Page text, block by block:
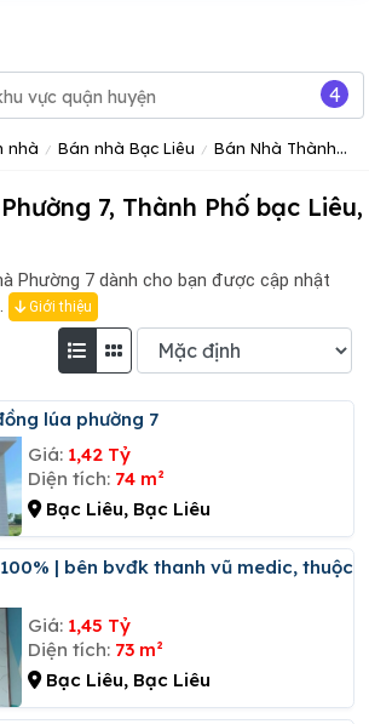
nhà Bán nhà Bạc Liêu Bán Nhà Thành phố Bạc Liêu
7, Thành Phố bạc Liêu,
Phường 7 dành cho bạn được cập nhật
Giới thiệu
lúa phường 7
Giá: 1,42 Tỷ
Diện tích: 74 m²
Bạc Liêu, Bạc Liêu
Giá: 1,45 Tỷ
Diện tích: 73 m²
Bạc Liêu, Bạc Liêu
4